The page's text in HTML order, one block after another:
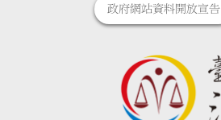
政府網站資料開放宣告